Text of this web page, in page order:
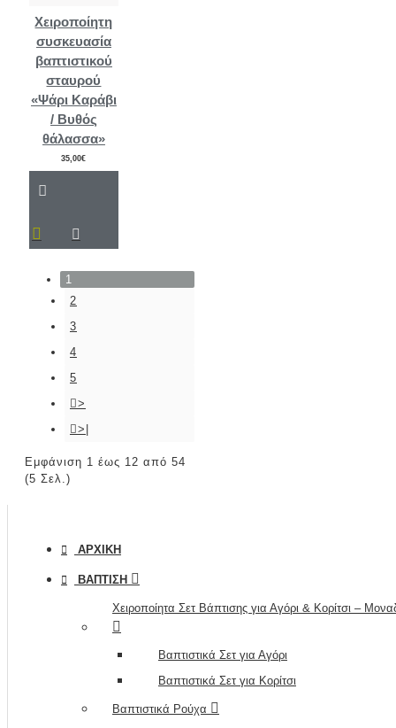
Χειροποίητη
συσκευασία
βαπτιστικού
σταυρού
«Ψάρι Καράβι
/ Βυθός
θάλασσα»
35,00€
1
2
3
4
5
>
>|
Εμφάνιση 1 έως 12 από 54
(5 Σελ.)
ΑΡΧΙΚΉ
ΒΆΠΤΙΣΗ
Χειροποίητα Σετ Βάπτισης για Αγόρι & Κορίτσι –
Βαπτιστικά Σετ για Αγόρι
Βαπτιστικά Σετ για Κορίτσι
Βαπτιστικά Ρούχα